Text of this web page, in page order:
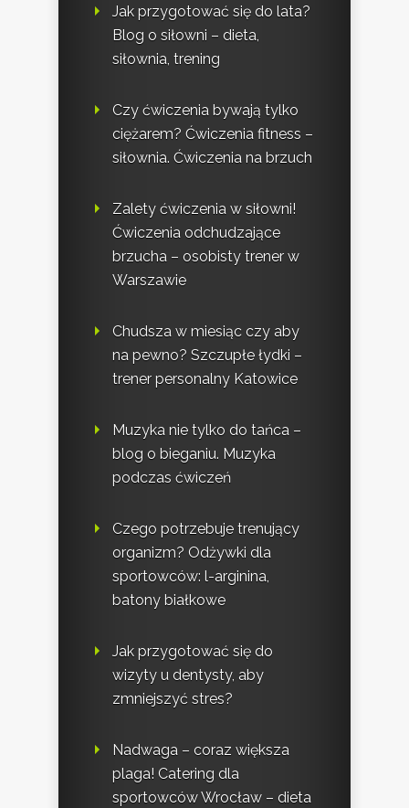
Jak przygotować się do lata?
Blog o siłowni – dieta,
siłownia, trening
Czy ćwiczenia bywają tylko
ciężarem? Ćwiczenia fitness –
siłownia. Ćwiczenia na brzuch
Zalety ćwiczenia w siłowni!
Ćwiczenia odchudzające
brzucha – osobisty trener w
Warszawie
Chudsza w miesiąc czy aby
na pewno? Szczupłe łydki –
trener personalny Katowice
Muzyka nie tylko do tańca –
blog o bieganiu. Muzyka
podczas ćwiczeń
Czego potrzebuje trenujący
organizm? Odżywki dla
sportowców: l-arginina,
batony białkowe
Jak przygotować się do
wizyty u dentysty, aby
zmniejszyć stres?
Nadwaga – coraz większa
plaga! Catering dla
sportowców Wrocław – dieta